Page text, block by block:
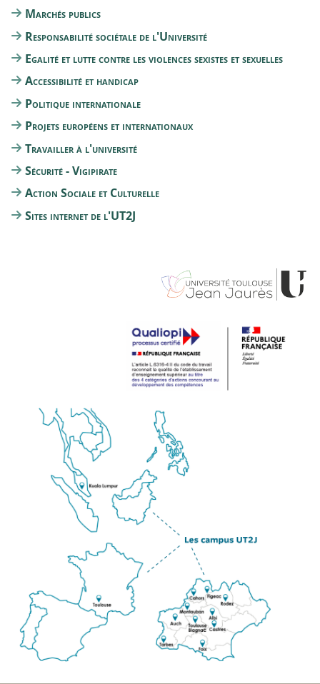
Marchés publics
Responsabilité sociétale de l'Université
Egalité et lutte contre les violences sexistes et sexuelles
Accessibilité et handicap
Politique internationale
Projets européens et internationaux
Travailler à l'université
Sécurité - Vigipirate
Action Sociale et Culturelle
Sites internet de l'UT2J